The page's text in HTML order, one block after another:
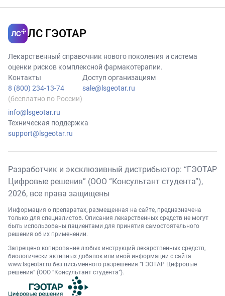
ЛС ГЭОТАР
Лекарственный справочник нового поколения и система
оценки рисков комплексной фармакотерапии.
Контакты
8 (800) 234-13-74
(бесплатно по России)
info@lsgeotar.ru
Доступ организациям
sale@lsgeotar.ru
Техническая поддержка
support@lsgeotar.ru
Разработчик и эксклюзивный дистрибьютор: “ГЭОТАР
Цифровые решения” (ООО “Консультант студента”),
2026, все права защищены
Информация о препаратах, размещенная на сайте, предназначена
только для специалистов. Описания лекарственных средств не могут
быть использованы пациентами для принятия самостоятельного
решения об их применении.
Запрещено копирование любых инструкций лекарственных средств,
биологически активных добавок или иной информации с сайта
www.lsgeotar.ru без письменного разрешения “ГЭОТАР Цифровые
решения” (ООО “Консультант студента”).